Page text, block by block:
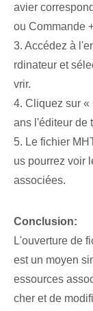
avier
ou Commande
3. Accédez à
rdinateur et
vrir.
4. Cliquez sur «
ans l'éditeur de
5. Le fichier
us pourrez voir
associées.
Conclusion:
L'ouverture de
est un moyen
essources
cher et de